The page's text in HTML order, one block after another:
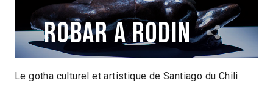
Robar a Rodin
Cristóbal Valenzuela Berríos Chili
2017
Le gotha culturel et artistique de Santiago du Chili